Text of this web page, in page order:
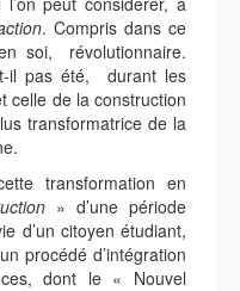
. Compris dans ce
soi, révolutionnaire.
t-il pas été, durant les
celle de la construction
transformatrice de la
transformation en
» d’une période
d’un citoyen étudiant,
procédé d’intégration
dont le « Nouvel